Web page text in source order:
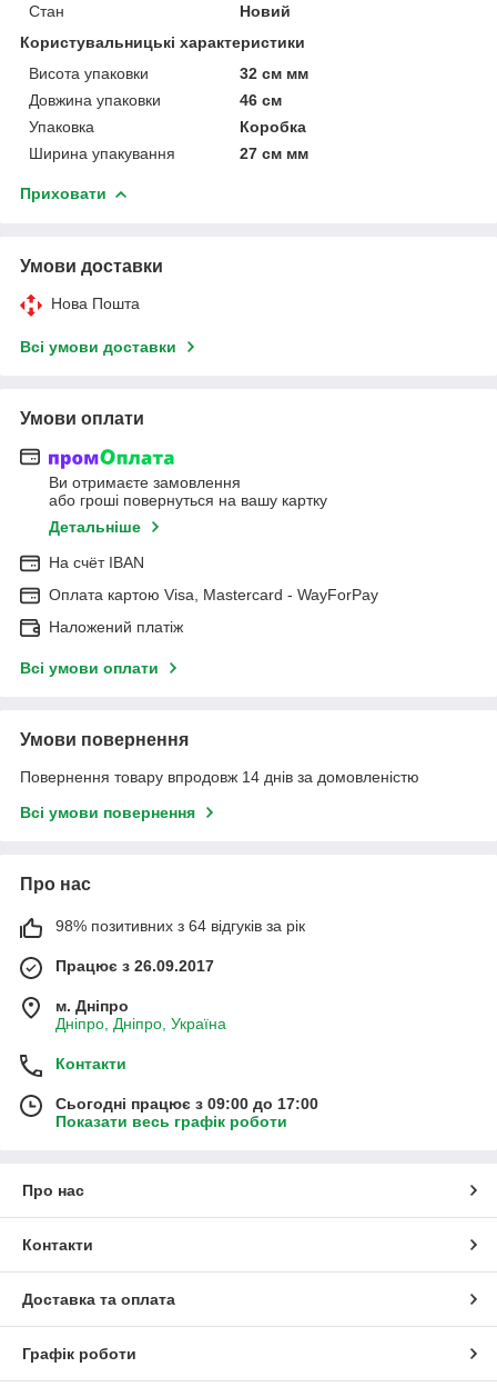
Стан
Новий
Користувальницькі характеристики
Висота упаковки
32 см мм
Довжина упаковки
46 см
Упаковка
Коробка
Ширина упакування
27 см мм
Приховати
Умови доставки
Нова Пошта
Всі умови доставки
Умови оплати
Ви отримаєте замовлення
або гроші повернуться на вашу картку
Детальніше
На cчёт IBAN
Оплата картою Visa, Mastercard - WayForPay
Наложений платіж
Всі умови оплати
Умови повернення
Повернення товару впродовж 14 днів за домовленістю
Всі умови повернення
Про нас
98% позитивних з 64 відгуків за рік
Працює з 26.09.2017
м. Дніпро
Дніпро, Дніпро, Україна
Контакти
Сьогодні працює з 09:00 до 17:00
Показати весь графік роботи
Про нас
Контакти
Доставка та оплата
Графік роботи